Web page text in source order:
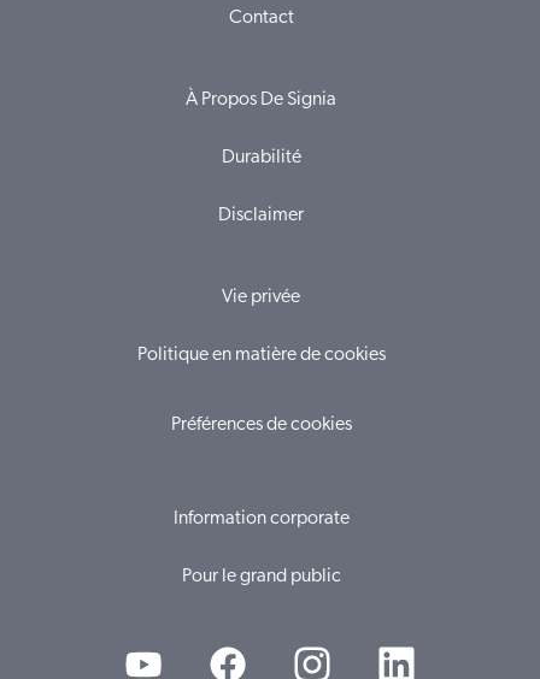
Contact
À Propos De Signia
Durabilité
Disclaimer
Vie privée
Politique en matière de cookies
Préférences de cookies
Information corporate
Pour le grand public